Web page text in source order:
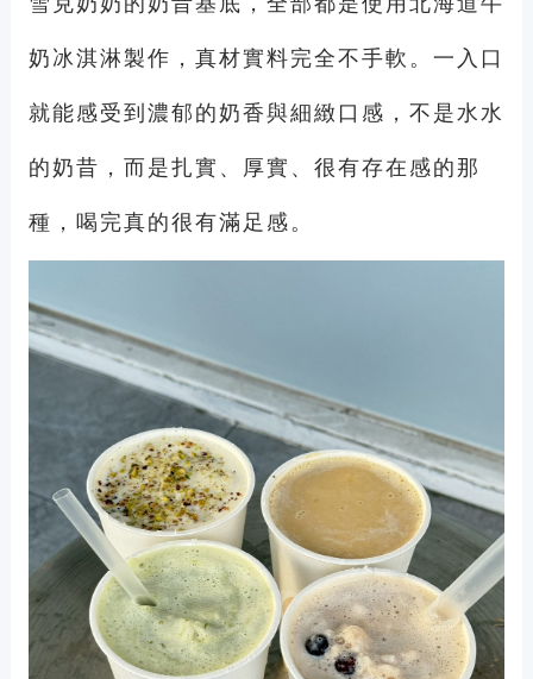
奶冰淇淋製作，真材實料完全不手軟。一入口
就能感受到濃郁的奶香與細緻口感，不是水水
的奶昔，而是扎實、厚實、很有存在感的那
種，喝完真的很有滿足感。